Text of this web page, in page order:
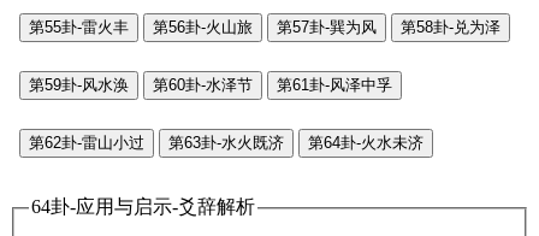
第55卦-雷火丰 第56卦-火山旅 第57卦-巽为风 第58卦-兑为泽
第59卦-风水涣 第60卦-水泽节 第61卦-风泽中孚
第62卦-雷山小过 第63卦-水火既济 第64卦-火水未济
64卦-应用与启示-爻辞解析